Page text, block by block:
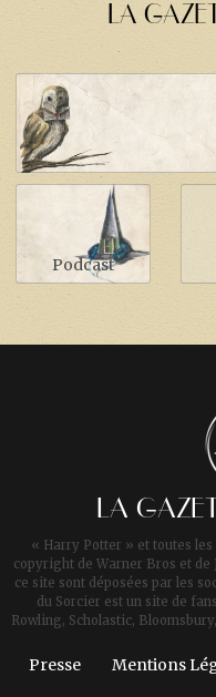
LA
Podcast
LA
« Harry Potter » et toutes
copyright de Warner Bros et de
ce site sont déposées par les
du Sorcier est un site de
Rowling, Scholastic,
Presse Mentions